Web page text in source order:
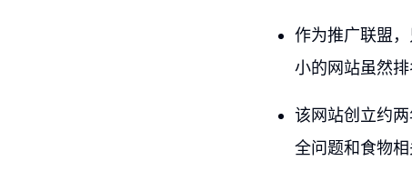
作为推广联盟
小的网站虽然
该网站创立约
全问题和食物相